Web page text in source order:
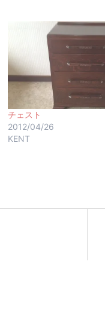
チェスト
2012/04/26
KENT